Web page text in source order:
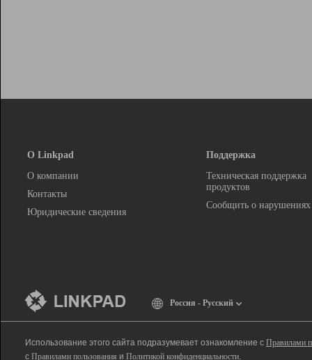
О Linkpad
О компании
Контакты
Юридические сведения
Поддержка
Техническая поддержка
продуктов
Сообщить о нарушениях
Россия - Русский
Использование этого сайта подразумевает ознакомление с Правилами
с Правилами пользования и Политикой конфиденциальности.